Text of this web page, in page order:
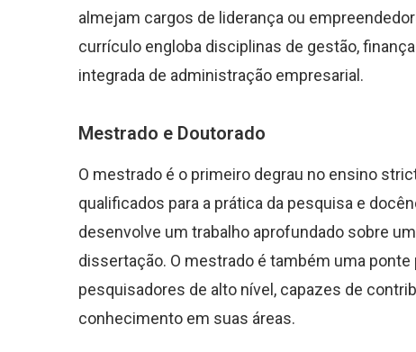
almejam cargos de liderança ou
currículo engloba disciplinas de gestão,
integrada de administração empresarial.
Mestrado e Doutorado
O mestrado é o primeiro degrau no ensino
qualificados para a prática da pesquisa e
desenvolve um trabalho aprofundado sobre
dissertação. O mestrado é também uma
pesquisadores de alto nível, capazes de
conhecimento em suas áreas.